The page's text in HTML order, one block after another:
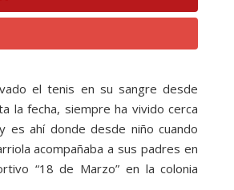
el tenis en su sangre desde
la fecha, siempre ha vivido cerca
es ahí donde desde niño cuando
acompañaba a sus padres en
“18 de Marzo” en la colonia